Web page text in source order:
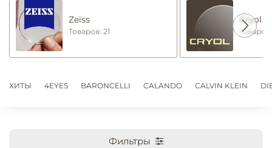
Zeiss
Товаров: 21
Cryol
ХИТЫ 4EYES BARONCELLI CALANDO CALVIN KLEIN
Фильтры